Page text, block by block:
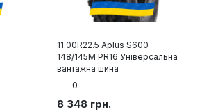
11.00R22.5 Aplus S600
148/145M PR16 Універсальна
вантажна шина
0
8 348 грн.